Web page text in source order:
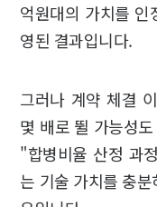
억원대의 가치를
영된 결과입니다.
그러나 계약 체결
몇 배로 뛸 가능성
"합병비율 산정 과
는 기술 가치를 충